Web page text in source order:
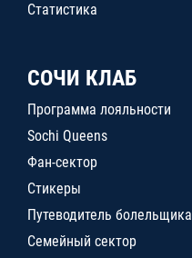
Статистика
СОЧИ КЛАБ
Программа лояльности
Sochi Queens
Фан-сектор
Стикеры
Путеводитель болельщика
Семейный сектор